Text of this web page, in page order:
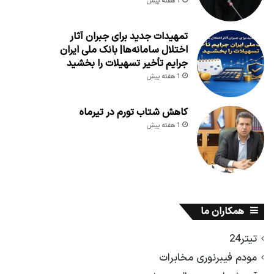
تمهیدات جدید برای جبران آثار
اختلال سامانه‌ها| بانک ملی ایران
جرایم تأخیر تسهیلات را بخشید
1 هفته پیش
کاهش شتاب تورم در تیرماه
1 هفته پیش
همکاران ما
تیتر24
مودم فیبرنوری مخابرات